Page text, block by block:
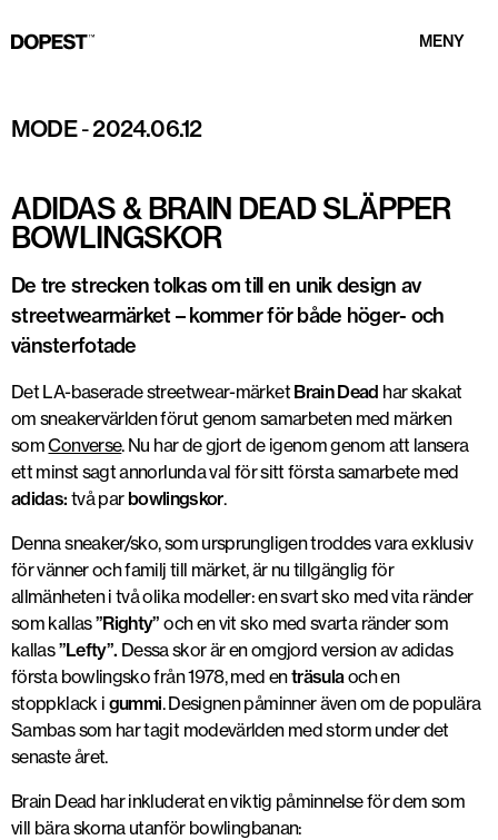
MENY
MODE-2024.06.12
ADIDAS & BRAIN DEAD SLÄPPER
BOWLINGSKOR
De tre strecken tolkas om till en unik design av
streetwearmärket – kommer för både höger- och
vänsterfotade
Det LA-baserade streetwear-märket Brain Dead har skakat
om sneakervärlden förut genom samarbeten med märken
somConverse. Nu har de gjort de igenom genom att lansera
ett minst sagt annorlunda val för sitt första samarbete med
adidas: två par bowlingskor.
Denna sneaker/sko, som ursprungligen troddes vara exklusiv
för vänner och familj till märket, är nu tillgänglig för
allmänheten i två olika modeller: en svart sko med vita ränder
som kallas”Righty” och en vit sko med svarta ränder som
kallas”Lefty”. Dessa skor är en omgjord version av adidas
första bowlingsko från 1978, med enträsulaoch en
stoppklack i gummi. Designen påminner även om de populära
Sambas som har tagit modevärlden med storm under det
senaste året.
Brain Dead har inkluderat en viktig påminnelse för dem som
vill bära skorna utanför bowlingbanan: